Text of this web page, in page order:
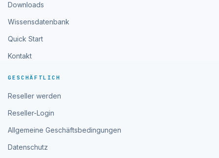
Downloads
Wissensdatenbank
Quick Start
Kontakt
GESCHÄFTLICH
Reseller werden
Reseller-Login
Allgemeine Geschäftsbedingungen
Datenschutz